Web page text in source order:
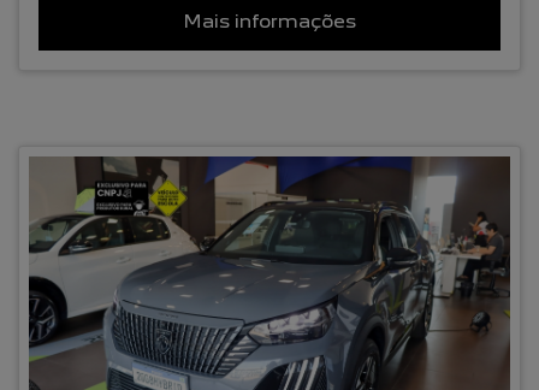
Mais informações